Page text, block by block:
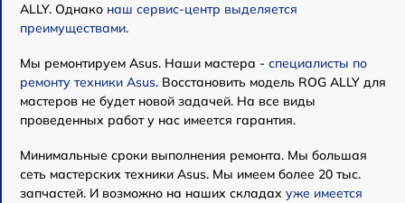
ALLY. Однако наш сервис-центр выделяется
преимуществами.
Мы ремонтируем Asus. Наши мастера - специалисты по
ремонту техники Asus. Восстановить модель ROG ALLY для
мастеров не будет новой задачей. На все виды
проведенных работ у нас имеется гарантия.
Минимальные сроки выполнения ремонта. Мы большая
сеть мастерских техники Asus. Мы имеем более 20 тыс.
запчастей. И возможно на наших складах уже имеется